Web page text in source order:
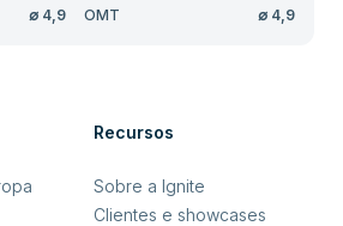
∅ 4,9 OMT ∅ 4,9
Recursos
Sobre a Ignite
Clientes e showcases